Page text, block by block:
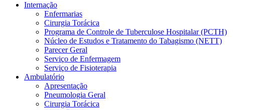
Internação
Enfermarias
Cirurgia Torácica
Programa de Controle de Tuberculose Hospitalar (PCTH)
Núcleo de Estudos e Tratamento do Tabagismo (NETT)
Parecer Geral
Serviço de Enfermagem
Serviço de Fisioterapia
Ambulatório
Apresentação
Pneumologia Geral
Cirurgia Torácica